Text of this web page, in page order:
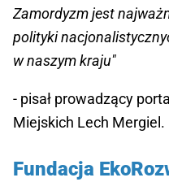
Zamordyzm jest
polityki
w naszym kraju"
- pisał prowadzący
Miejskich Lech Mergiel.
Fundacja